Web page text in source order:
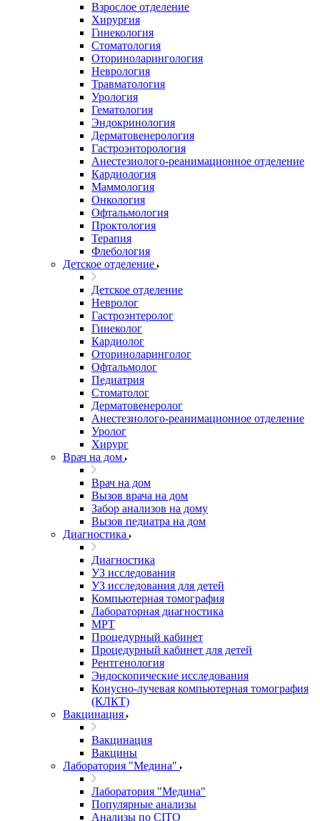
Взрослое отделение
Хирургия
Гинекология
Стоматология
Оториноларингология
Неврология
Травматология
Урология
Гематология
Эндокринология
Дерматовенерология
Гастроэнторология
Анестезиолого-реанимационное отделение
Кардиология
Маммология
Онкология
Офтальмология
Проктология
Терапия
Флебология
Детское отделение
Детское отделение
Невролог
Гастроэнтеролог
Гинеколог
Кардиолог
Оториноларинголог
Офтальмолог
Педиатрия
Стоматолог
Дерматовенеролог
Анестезиолого-реанимационное отделение
Уролог
Хирург
Врач на дом
Врач на дом
Вызов врача на дом
Забор анализов на дому
Вызов педиатра на дом
Диагностика
Диагностика
УЗ исследования
УЗ исследования для детей
Компьютерная томография
Лабораторная диагностика
МРТ
Процедурный кабинет
Процедурный кабинет для детей
Рентгенология
Эндоскопические исследования
Конусно-лучевая компьютерная томография
(КЛКТ)
Вакцинация
Вакцинация
Вакцины
Лаборатория "Медина"
Лаборатория "Медина"
Популярные анализы
Анализы по CITO